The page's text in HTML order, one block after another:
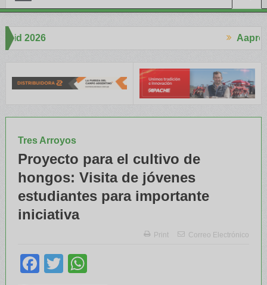
Aapresid
Tres Arroyos
Proyecto para el cultivo de
hongos: Visita de jóvenes
estudiantes para importante
iniciativa
Print Correo Electrónico
Facebook
Twitter